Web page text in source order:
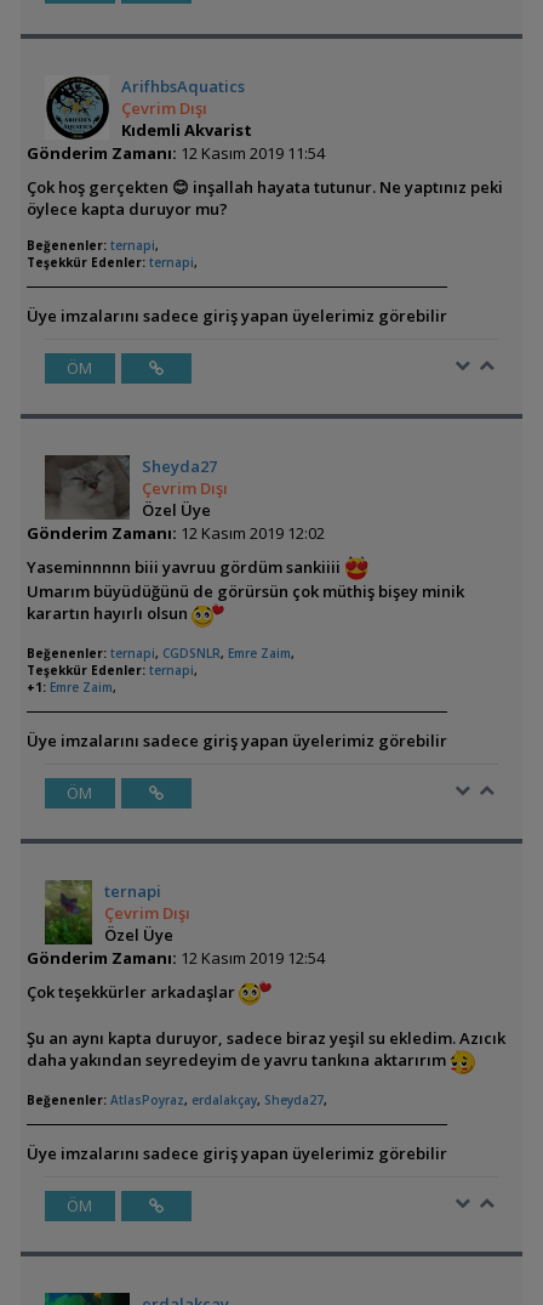
ArifhbsAquatics
Çevrim Dışı
Kıdemli Akvarist
Gönderim Zamanı: 12 Kasım 2019 11:54
Çok hoş gerçekten 😊 inşallah hayata tutunur. Ne yaptınız peki
öylece kapta duruyor mu?
Beğenenler: ternapi,
Teşekkür Edenler: ternapi,
Üye imzalarını sadece giriş yapan üyelerimiz görebilir
ÖM
Sheyda27
Çevrim Dışı
Özel Üye
Gönderim Zamanı: 12 Kasım 2019 12:02
Yaseminnnnn biii yavruu gördüm sankiiii
Umarım büyüdüğünü de görürsün çok müthiş bişey minik
karartın hayırlı olsun
Beğenenler: ternapi, CGDSNLR, Emre Zaim,
Teşekkür Edenler: ternapi,
+1: Emre Zaim,
Üye imzalarını sadece giriş yapan üyelerimiz görebilir
ÖM
ternapi
Çevrim Dışı
Özel Üye
Gönderim Zamanı: 12 Kasım 2019 12:54
Çok teşekkürler arkadaşlar
Şu an aynı kapta duruyor, sadece biraz yeşil su ekledim. Azıcık
daha yakından seyredeyim de yavru tankına aktarırım
Beğenenler: AtlasPoyraz, erdalakçay, Sheyda27,
Üye imzalarını sadece giriş yapan üyelerimiz görebilir
ÖM